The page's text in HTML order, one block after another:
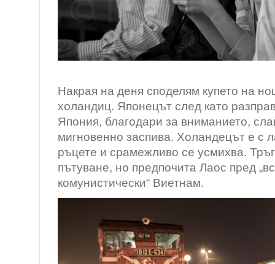
Накрая на деня споделям купето на
холандиц. Японецът след като
Япония, благодари за вниманието,
мигновенно заспива. Холандецът е с
ръцете и срамежливо се усмихва.
пътуване, но предпочита Лаос пред
комунистически“ Виетнам.